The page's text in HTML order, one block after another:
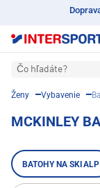
Čo hľadáte?
Ženy Vybavenie
MCKINLEY
BATOHY NA SKIALP